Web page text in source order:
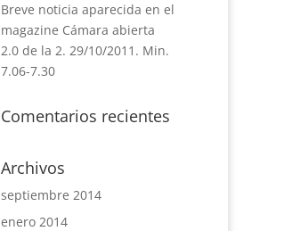
Breve noticia aparecida en el
magazine Cámara abierta
2.0 de la 2. 29/10/2011. Min.
7.06-7.30
Comentarios recientes
Archivos
septiembre 2014
enero 2014